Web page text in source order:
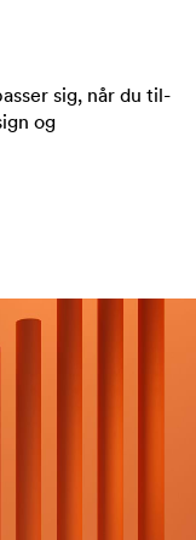
sig, når du til-
og